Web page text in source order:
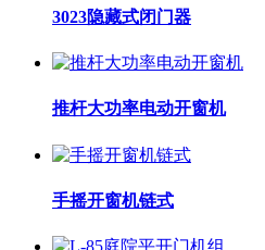
3023隐藏式闭门器
推杆大功率电动开窗机
手摇开窗机链式